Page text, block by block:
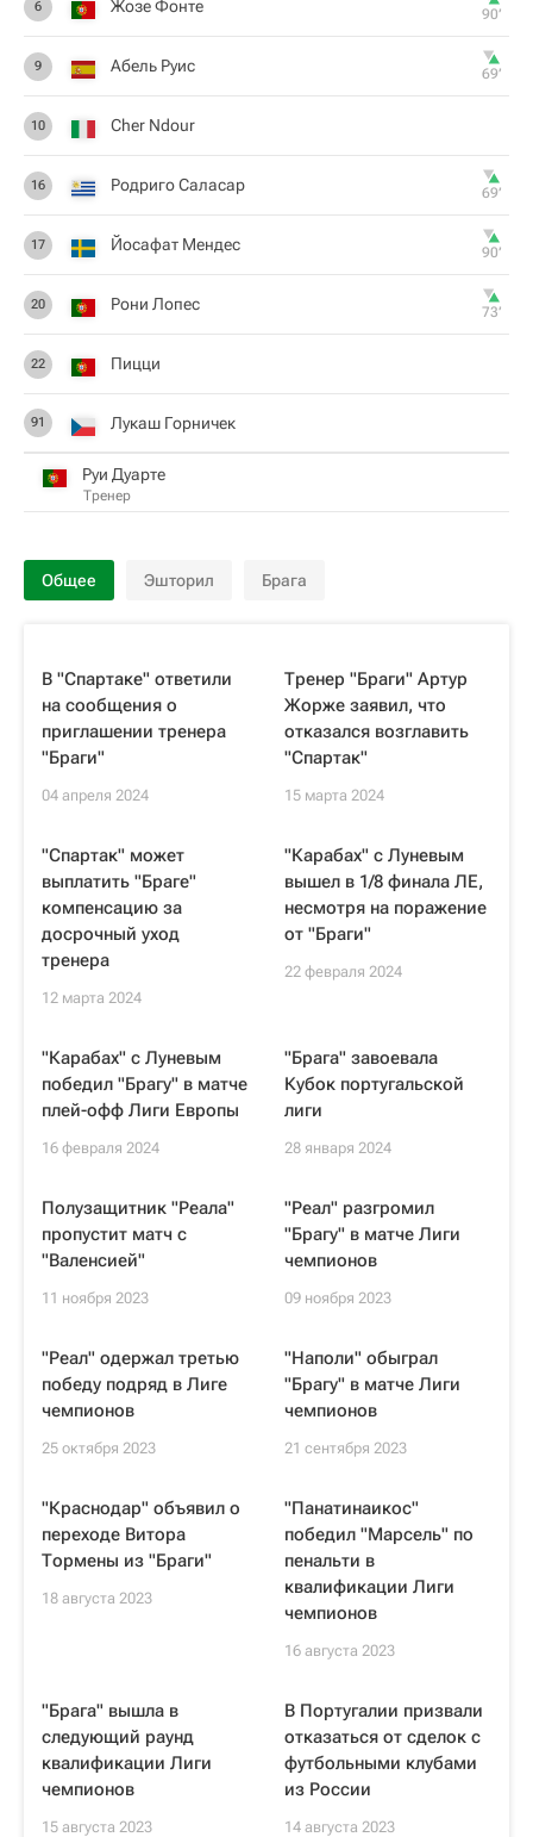
6 Жозе Фонте 90‎’‎
9 Абель Руис 69‎’‎
10 Cher Ndour
16 Родриго Саласар 69‎’‎
17 Йосафат Мендес 90‎’‎
20 Рони Лопес 73‎’‎
22 Пицци
91 Лукаш Горничек
Руи Дуарте
Тренер
Общее Эшторил Брага
В "Спартаке" ответили
на сообщения о
приглашении тренера
"Браги"
04 апреля 2024
Тренер "Браги" Артур
Жорже заявил, что
отказался возглавить
"Спартак"
15 марта 2024
"Спартак" может
выплатить "Браге"
компенсацию за
досрочный уход
тренера
12 марта 2024
"Карабах" с Луневым
вышел в 1/8 финала ЛЕ,
несмотря на поражение
от "Браги"
22 февраля 2024
"Карабах" с Луневым
победил "Брагу" в матче
плей-офф Лиги Европы
16 февраля 2024
"Брага" завоевала
Кубок португальской
лиги
28 января 2024
Полузащитник "Реала"
пропустит матч с
"Валенсией"
11 ноября 2023
"Реал" разгромил
"Брагу" в матче Лиги
чемпионов
09 ноября 2023
"Реал" одержал третью
победу подряд в Лиге
чемпионов
25 октября 2023
"Наполи" обыграл
"Брагу" в матче Лиги
чемпионов
21 сентября 2023
"Краснодар" объявил о
переходе Витора
Тормены из "Браги"
18 августа 2023
"Панатинаикос"
победил "Марсель" по
пенальти в
квалификации Лиги
чемпионов
16 августа 2023
"Брага" вышла в
следующий раунд
квалификации Лиги
чемпионов
15 августа 2023
В Португалии призвали
отказаться от сделок с
футбольными клубами
из России
14 августа 2023